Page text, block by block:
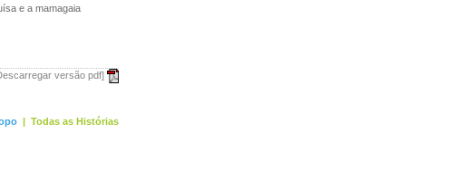
e a mamagaia
versão pdf]
| Todas as Histórias